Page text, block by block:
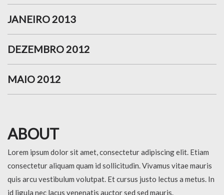
JANEIRO 2013
DEZEMBRO 2012
MAIO 2012
ABOUT
Lorem ipsum dolor sit amet, consectetur adipiscing elit. Etiam
consectetur aliquam quam id sollicitudin. Vivamus vitae mauris
quis arcu vestibulum volutpat. Et cursus justo lectus a metus. In
id ligula nec lacus venenatis auctor sed sed mauris.